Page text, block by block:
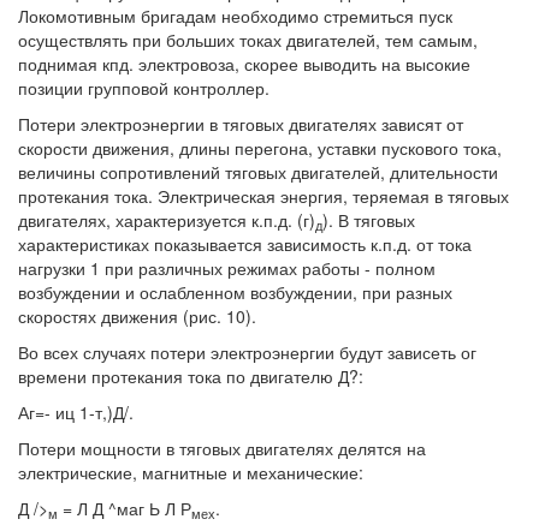
Локомотивным бригадам необходимо стремиться пуск
осуществлять при больших токах двигателей, тем самым,
поднимая кпд. электровоза, скорее выводить на высокие
позиции групповой контроллер.
Потери электроэнергии в тяговых двигателях зависят от
скорости движения, длины перегона, уставки пускового тока,
величины сопротивлений тяговых двигателей, длительности
протекания тока. Электрическая энергия, теряемая в тяговых
двигателях, характеризуется к.п.д. (г)д). В тяговых
характеристиках показывается зависимость к.п.д. от тока
нагрузки 1 при различных режимах работы - полном
возбуждении и ослабленном возбуждении, при разных
скоростях движения (рис. 10).
Во всех случаях потери электроэнергии будут зависеть ог
времени протекания тока по двигателю Д?:
Аг=- иц 1-т,)Д/.
Потери мощности в тяговых двигателях делятся на
электрические, магнитные и механические:
Д />м = Л Д ^маг Ь Л Рмех.